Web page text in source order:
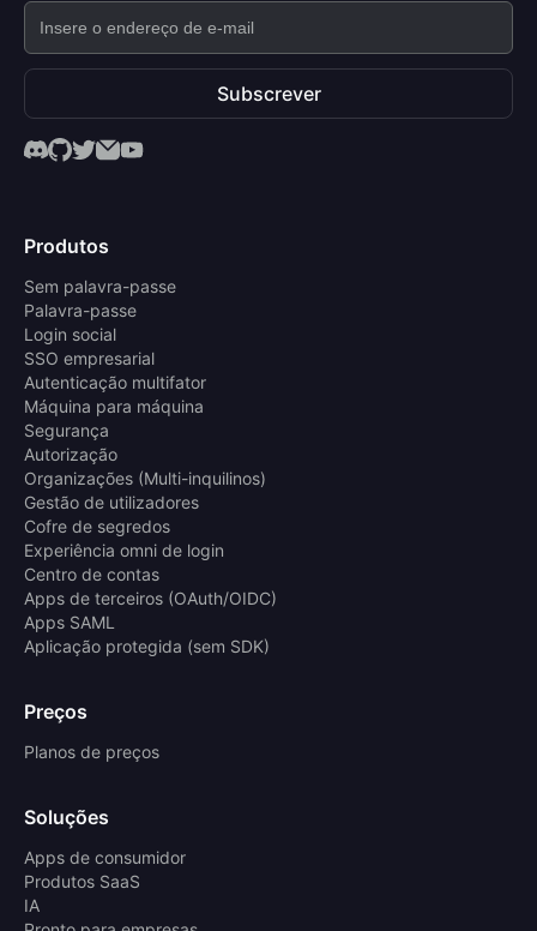
Subscrever
Produtos
Sem palavra-passe
Palavra-passe
Login social
SSO empresarial
Autenticação multifator
Máquina para máquina
Segurança
Autorização
Organizações (Multi-inquilinos)
Gestão de utilizadores
Cofre de segredos
Experiência omni de login
Centro de contas
Apps de terceiros (OAuth/OIDC)
Apps SAML
Aplicação protegida (sem SDK)
Preços
Planos de preços
Soluções
Apps de consumidor
Produtos SaaS
IA